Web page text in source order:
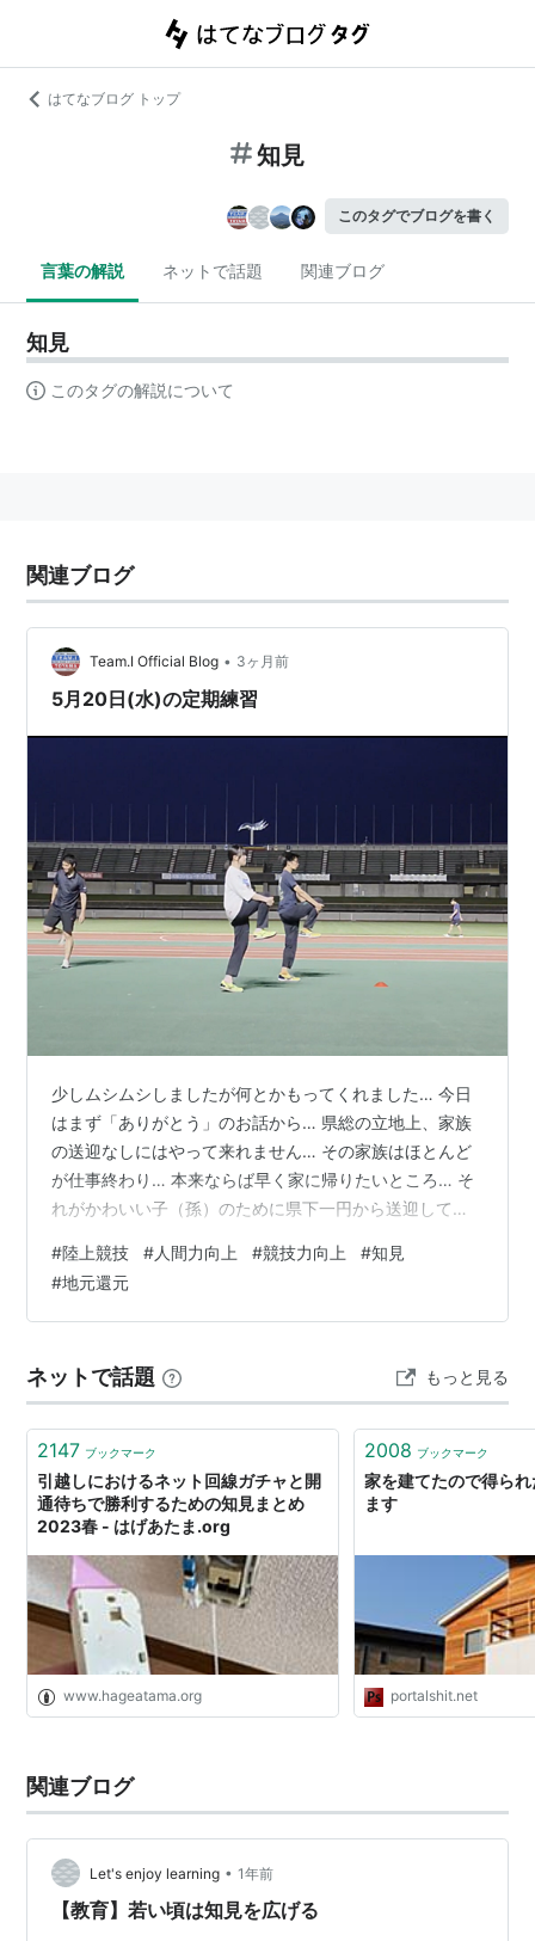
はてなブログ トップ
知見
このタグでブログを書く
言葉の解説 ネットで話題 関連ブログ
知見
このタグの解説について
関連ブログ
Team.I Official Blog • 3ヶ月前
5月20日(水)の定期練習
少しムシムシしましたが何とかもってくれました… 今日
はまず「ありがとう」のお話から… 県総の立地上、家族
の送迎なしにはやって来れません… その家族はほとんど
が仕事終わり… 本来ならば早く家に帰りたいところ… そ
れがかわいい子（孫）のために県下一円から送迎してく
もちろんコーチも仕事終わり… だからこそこの時間を有
意義なものにしよう！ 今日も来てよかった！と誰もが思
える時間にしよう！と… 次は「凡事徹底」のお話… 野球
よう！ ストレッチ然り、補強然り、姿勢づくり然り、腕
振り然り… 最後は「間」…
#陸上競技 #人間力向上 #競技力向上 #知見
#地元還元
ネットで話題 もっと見る
2147 ブックマーク
引越しにおけるネット回線ガチャと開
通待ちで勝利するための知見まとめ
2023春 - はげあたま.org
www.hageatama.org
2008 ブックマーク
家を建てたので得ら
ます
portalshit.net
関連ブログ
Let's enjoy learning • 1年前
【教育】若い頃は知見を広げる